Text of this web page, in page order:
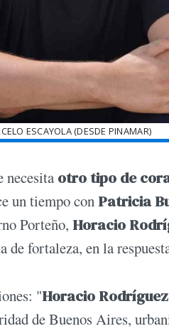
ESCAYOLA (DESDE PINAMAR)
necesita otro tipo de
un tiempo con Patricia
Porteño, Horacio
fortaleza, en la
"Horacio
de Buenos Aires,